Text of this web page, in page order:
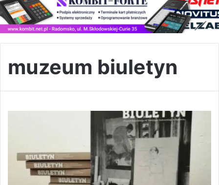
muzeum biuletyn